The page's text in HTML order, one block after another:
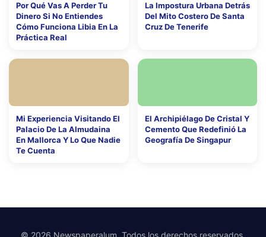
Por Qué Vas A Perder Tu
Dinero Si No Entiendes
Cómo Funciona Libia En La
Práctica Real
La Impostura Urbana Detrás
Del Mito Costero De Santa
Cruz De Tenerife
Mi Experiencia Visitando El
Palacio De La Almudaina
En Mallorca Y Lo Que Nadie
Te Cuenta
El Archipiélago De Cristal Y
Cemento Que Redefinió La
Geografía De Singapur